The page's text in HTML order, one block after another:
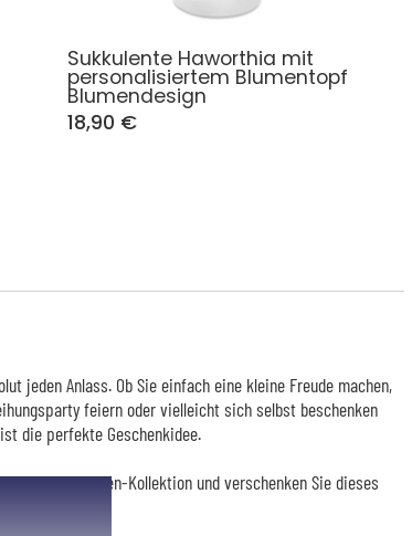
Sukkulente Haworthia mit
personalisiertem Blumentopf
Blumendesign
18,90 €
jeden Anlass. Ob Sie einfach eine kleine Freude machen,
feiern oder vielleicht sich selbst beschenken
die perfekte Geschenkidee.
Koordinaten-Kollektion und verschenken Sie dieses